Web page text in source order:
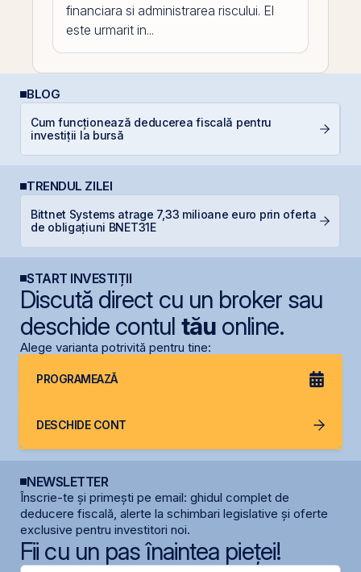
financiara si administrarea riscului. El
este urmarit in...
BLOG
Cum funcționează deducerea fiscală pentru
investiții la bursă
TRENDUL ZILEI
Bittnet Systems atrage 7,33 milioane euro prin oferta
de obligațiuni BNET31E
START INVESTIȚII
Discută direct cu un broker sau
deschide contul tăuonline.
Alege varianta potrivită pentru tine:
PROGRAMEAZĂ
DESCHIDE CONT
NEWSLETTER
Înscrie-te și primești pe email: ghidul complet de
deducere fiscală, alerte la schimbari legislative și oferte
exclusive pentru investitori noi.
Fii cu un pas înaintea pieței!